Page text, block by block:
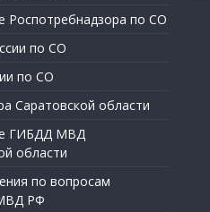
Роспотребнадзора по СО
по СО
по СО
Саратовской области
ГИБДД МВД
области
по вопросам
РФ